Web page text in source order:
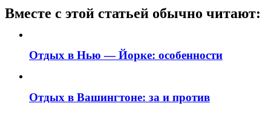
Вместе с этой статьей обычно читают:
Отдых в Нью — Йорке: особенности
Отдых в Вашингтоне: за и против